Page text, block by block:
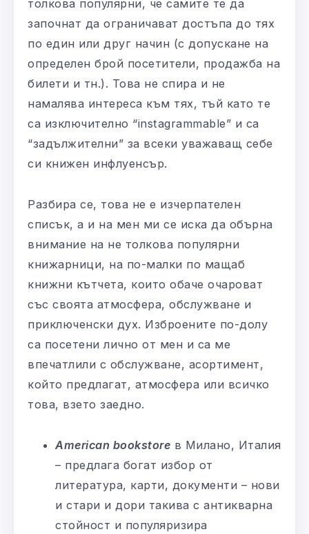
толкова популярни, че самите те да
започнат да ограничават достъпа до тях
по един или друг начин (с допускане на
определен брой посетители, продажба на
билети и тн.). Това не спира и не
намалява интереса към тях, тъй като те
са изключително “instagrammable” и са
“задължителни” за всеки уважаващ себе
си книжен инфлуенсър.
Разбира се, това не е изчерпателен
списък, а и на мен ми се иска да обърна
внимание на не толкова популярни
книжарници, на по-малки по мащаб
книжни кътчета, които обаче очароват
със своята атмосфера, обслужване и
приключенски дух. Изброените по-долу
са посетени лично от мен и са ме
впечатлили с обслужване, асортимент,
който предлагат, атмосфера или всичко
това, взето заедно.
American bookstore в Милано, Италия
– предлага богат избор от
литература, карти, документи – нови
и стари и дори такива с антикварна
стойност и популяризира